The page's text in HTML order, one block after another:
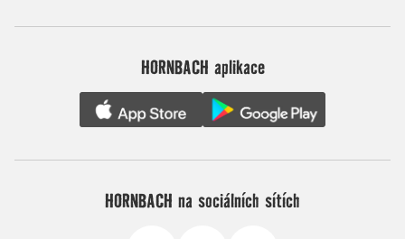
HORNBACH aplikace
HORNBACH na sociálních sítích